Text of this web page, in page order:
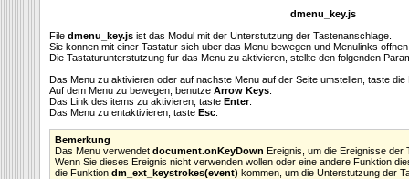
dmenu_key.js
File dmenu_key.js ist das Modul mit der Unterstutzung der Tastenanschlage.
Sie konnen mit einer Tastatur sich uber das Menu bewegen und Menulinks
Die Tastaturunterstutzung fur das Menu zu aktivieren, stellte den folgenden
Das Menu zu aktivieren oder auf nachste Menu auf der Seite umstellen, taste
Auf dem Menu zu bewegen, benutze Arrow Keys
Das Link des items zu aktivieren, taste Enter.
Das Menu zu entaktivieren, taste Esc
Bemerkung
Das Menu verwendet document.onKeyDown Ereignis, um die Ereignisse der
Wenn Sie dieses Ereignis nicht verwenden wollen oder eine andere Funktion
die Funktion dm_ext_keystrokes(event) kommen, um die Unterstutzung der